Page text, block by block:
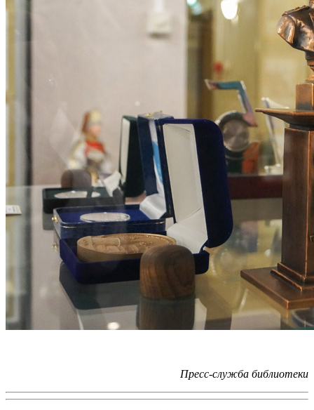
Пресс-служба библиотеки